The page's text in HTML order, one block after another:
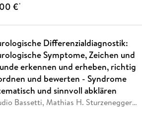
€*
Differenzialdiagnostik:
Symptome, Zeichen und
erkennen und erheben, richtig
und bewerten - Syndrome
und sinnvoll abklären
Bassetti, Mathias H. Sturzenegger,